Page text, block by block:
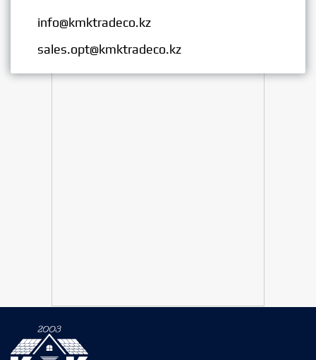
info@kmktradeco.kz
sales.opt@kmktradeco.kz